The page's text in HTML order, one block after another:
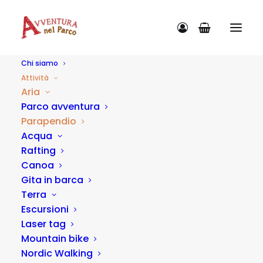
Chi siamo
Attività
Aria
Parco avventura
Parapendio
Acqua
Rafting
Canoa
Gita in barca
Terra
Escursioni
Laser tag
Mountain bike
Nordic Walking
CATEGORIE ATTIVITÀ